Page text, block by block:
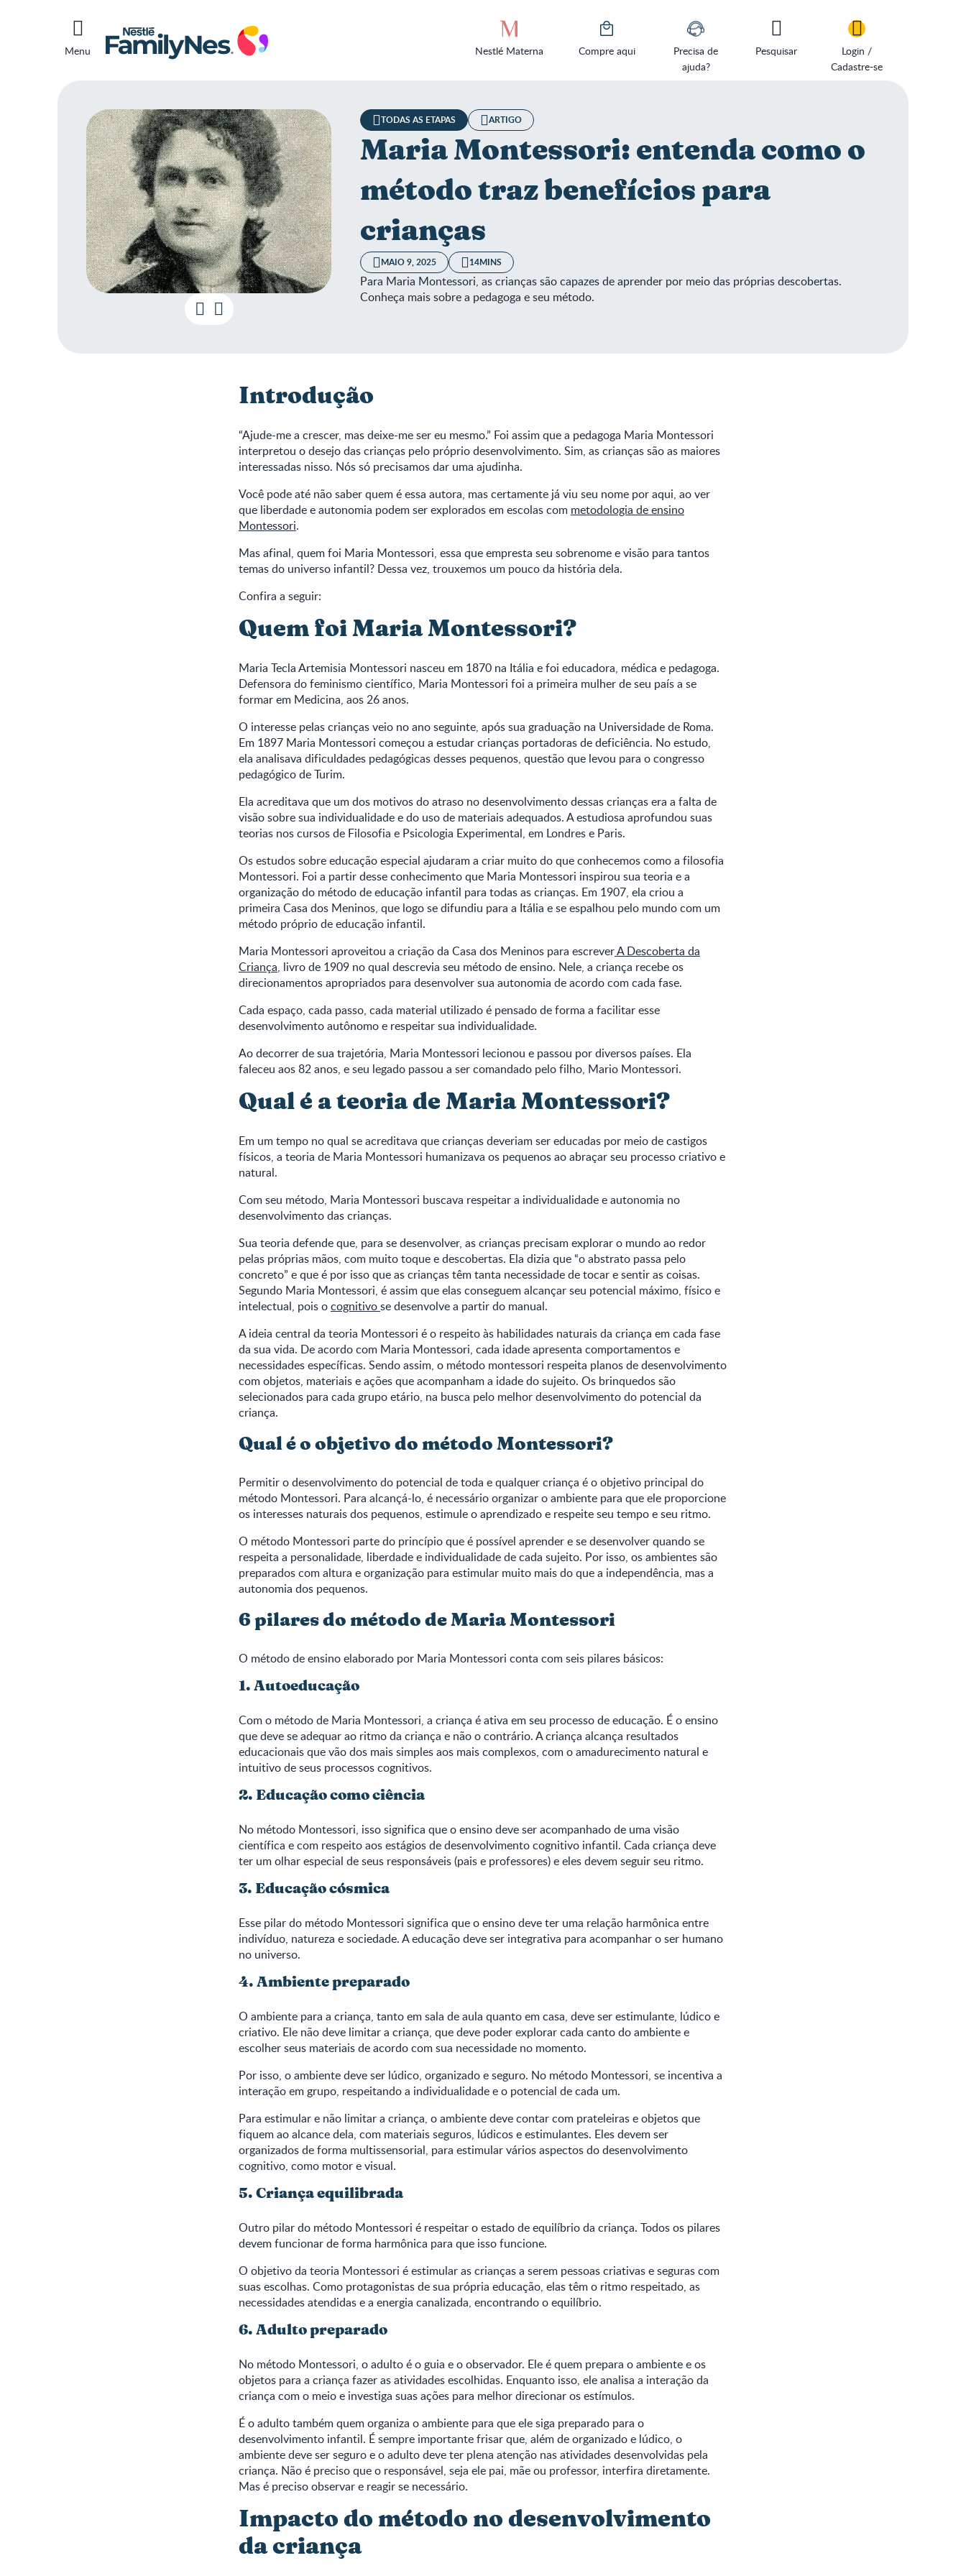
Menu Nestlé Materna Compre aqui
Precisa de
ajuda?
Pesquisar
Login /
Cadastre-se
TODAS AS ETAPAS ARTIGO
Maria Montessori: entenda como o
método traz benefícios para
crianças
MAIO 9, 2025 14MINS
Para Maria Montessori, as crianças são capazes de aprender por meio das próprias descobertas.
Conheça mais sobre a pedagoga e seu método.
Introdução
“Ajude-me a crescer, mas deixe-me ser eu mesmo.” Foi assim que a pedagoga Maria Montessori
interpretou o desejo das crianças pelo próprio desenvolvimento. Sim, as crianças são as maiores
interessadas nisso. Nós só precisamos dar uma ajudinha.
Você pode até não saber quem é essa autora, mas certamente já viu seu nome por aqui, ao ver
que liberdade e autonomia podem ser explorados em escolas com metodologia de ensino
Montessori.
Mas afinal, quem foi Maria Montessori, essa que empresta seu sobrenome e visão para tantos
temas do universo infantil? Dessa vez, trouxemos um pouco da história dela.
Confira a seguir:
Quem foi Maria Montessori?
Maria Tecla Artemisia Montessori nasceu em 1870 na Itália e foi educadora, médica e pedagoga.
Defensora do feminismo científico, Maria Montessori foi a primeira mulher de seu país a se
formar em Medicina, aos 26 anos.
O interesse pelas crianças veio no ano seguinte, após sua graduação na Universidade de Roma.
Em 1897 Maria Montessori começou a estudar crianças portadoras de deficiência. No estudo,
ela analisava dificuldades pedagógicas desses pequenos, questão que levou para o congresso
pedagógico de Turim.
Ela acreditava que um dos motivos do atraso no desenvolvimento dessas crianças era a falta de
visão sobre sua individualidade e do uso de materiais adequados. A estudiosa aprofundou suas
teorias nos cursos de Filosofia e Psicologia Experimental, em Londres e Paris.
Os estudos sobre educação especial ajudaram a criar muito do que conhecemos como a filosofia
Montessori. Foi a partir desse conhecimento que Maria Montessori inspirou sua teoria e a
organização do método de educação infantil para todas as crianças. Em 1907, ela criou a
primeira Casa dos Meninos, que logo se difundiu para a Itália e se espalhou pelo mundo com um
método próprio de educação infantil.
Maria Montessori aproveitou a criação da Casa dos Meninos para escreverA Descoberta da
Criança, livro de 1909 no qual descrevia seu método de ensino. Nele, a criança recebe os
direcionamentos apropriados para desenvolver sua autonomia de acordo com cada fase.
Cada espaço, cada passo, cada material utilizado é pensado de forma a facilitar esse
desenvolvimento autônomo e respeitar sua individualidade.
Ao decorrer de sua trajetória, Maria Montessori lecionou e passou por diversos países. Ela
faleceu aos 82 anos, e seu legado passou a ser comandado pelo filho, Mario Montessori.
Qual é a teoria de Maria Montessori?
Em um tempo no qual se acreditava que crianças deveriam ser educadas por meio de castigos
físicos, a teoria de Maria Montessori humanizava os pequenos ao abraçar seu processo criativo e
natural.
Com seu método, Maria Montessori buscava respeitar a individualidade e autonomia no
desenvolvimento das crianças.
Sua teoria defende que, para se desenvolver, as crianças precisam explorar o mundo ao redor
pelas próprias mãos, com muito toque e descobertas. Ela dizia que “o abstrato passa pelo
concreto” e que é por isso que as crianças têm tanta necessidade de tocar e sentir as coisas.
Segundo Maria Montessori, é assim que elas conseguem alcançar seu potencial máximo, físico e
intelectual, pois ocognitivose desenvolve a partir do manual.
A ideia central da teoria Montessori é o respeito às habilidades naturais da criança em cada fase
da sua vida. De acordo com Maria Montessori, cada idade apresenta comportamentos e
necessidades específicas. Sendo assim, o método montessori respeita planos de desenvolvimento
com objetos, materiais e ações que acompanham a idade do sujeito. Os brinquedos são
selecionados para cada grupo etário, na busca pelo melhor desenvolvimento do potencial da
criança.
Qual é o objetivo do método Montessori?
Permitir o desenvolvimento do potencial de toda e qualquer criança é o objetivo principal do
método Montessori. Para alcançá-lo, é necessário organizar o ambiente para que ele proporcione
os interesses naturais dos pequenos, estimule o aprendizado e respeite seu tempo e seu ritmo.
O método Montessori parte do princípio que é possível aprender e se desenvolver quando se
respeita a personalidade, liberdade e individualidade de cada sujeito. Por isso, os ambientes são
preparados com altura e organização para estimular muito mais do que a independência, mas a
autonomia dos pequenos.
6 pilares do método de Maria Montessori
O método de ensino elaborado por Maria Montessori conta com seis pilares básicos:
1. Autoeducação
Com o método de Maria Montessori, a criança é ativa em seu processo de educação. É o ensino
que deve se adequar ao ritmo da criança e não o contrário. A criança alcança resultados
educacionais que vão dos mais simples aos mais complexos, com o amadurecimento natural e
intuitivo de seus processos cognitivos.
2. Educação como ciência
No método Montessori, isso significa que o ensino deve ser acompanhado de uma visão
científica e com respeito aos estágios de desenvolvimento cognitivo infantil. Cada criança deve
ter um olhar especial de seus responsáveis (pais e professores) e eles devem seguir seu ritmo.
3. Educação cósmica
Esse pilar do método Montessori significa que o ensino deve ter uma relação harmônica entre
indivíduo, natureza e sociedade. A educação deve ser integrativa para acompanhar o ser humano
no universo.
4. Ambiente preparado
O ambiente para a criança, tanto em sala de aula quanto em casa, deve ser estimulante, lúdico e
criativo. Ele não deve limitar a criança, que deve poder explorar cada canto do ambiente e
escolher seus materiais de acordo com sua necessidade no momento.
Por isso, o ambiente deve ser lúdico, organizado e seguro. No método Montessori, se incentiva a
interação em grupo, respeitando a individualidade e o potencial de cada um.
Para estimular e não limitar a criança, o ambiente deve contar com prateleiras e objetos que
fiquem ao alcance dela, com materiais seguros, lúdicos e estimulantes. Eles devem ser
organizados de forma multissensorial, para estimular vários aspectos do desenvolvimento
cognitivo, como motor e visual.
5. Criança equilibrada
Outro pilar do método Montessori é respeitar o estado de equilíbrio da criança. Todos os pilares
devem funcionar de forma harmônica para que isso funcione.
O objetivo da teoria Montessori é estimular as crianças a serem pessoas criativas e seguras com
suas escolhas. Como protagonistas de sua própria educação, elas têm o ritmo respeitado, as
necessidades atendidas e a energia canalizada, encontrando o equilíbrio.
6. Adulto preparado
No método Montessori, o adulto é o guia e o observador. Ele é quem prepara o ambiente e os
objetos para a criança fazer as atividades escolhidas. Enquanto isso, ele analisa a interação da
criança com o meio e investiga suas ações para melhor direcionar os estímulos.
É o adulto também quem organiza o ambiente para que ele siga preparado para o
desenvolvimento infantil. É sempre importante frisar que, além de organizado e lúdico, o
ambiente deve ser seguro e o adulto deve ter plena atenção nas atividades desenvolvidas pela
criança. Não é preciso que o responsável, seja ele pai, mãe ou professor, interfira diretamente.
Mas é preciso observar e reagir se necessário.
Impacto do método no desenvolvimento
da criança